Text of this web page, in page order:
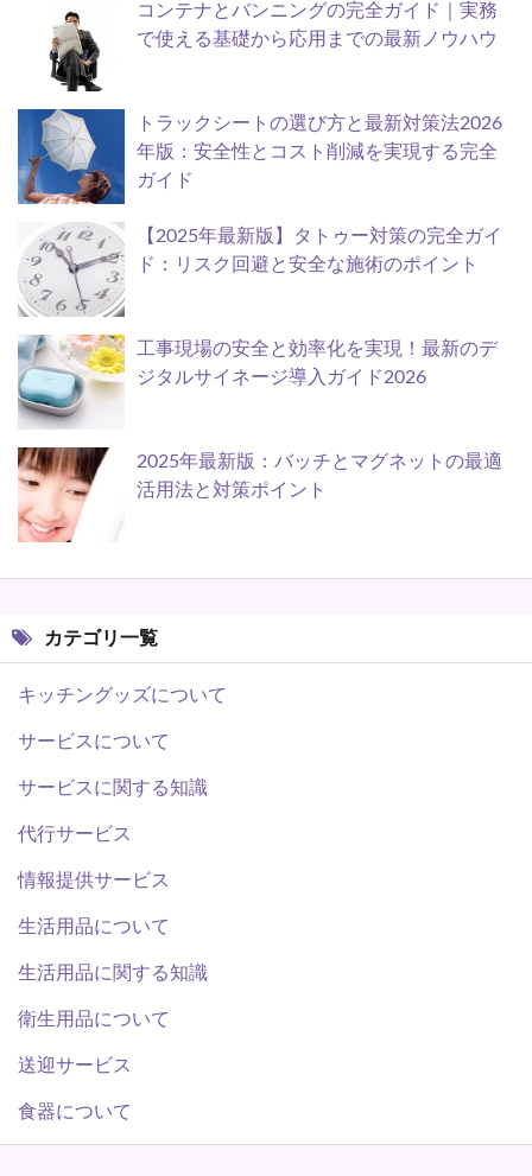
コンテナとバンニングの完全ガイド｜実務
で使える基礎から応用までの最新ノウハウ
トラックシートの選び方と最新対策法2026
年版：安全性とコスト削減を実現する完全
ガイド
【2025年最新版】タトゥー対策の完全ガイ
ド：リスク回避と安全な施術のポイント
工事現場の安全と効率化を実現！最新のデ
ジタルサイネージ導入ガイド2026
2025年最新版：バッチとマグネットの最適
活用法と対策ポイント
カテゴリ一覧
キッチングッズについて
サービスについて
サービスに関する知識
代行サービス
情報提供サービス
生活用品について
生活用品に関する知識
衛生用品について
送迎サービス
食器について